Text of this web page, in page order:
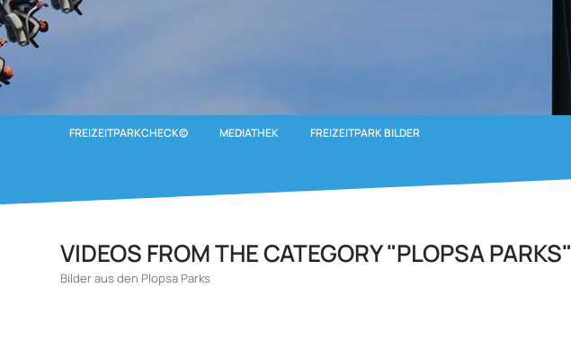
FREIZEITPARKCHECK© MEDIATHEK FREIZEITPARK BILDER
VIDEOS FROM THE CATEGORY "PLOPSA PARKS"
Bilder aus den Plopsa Parks